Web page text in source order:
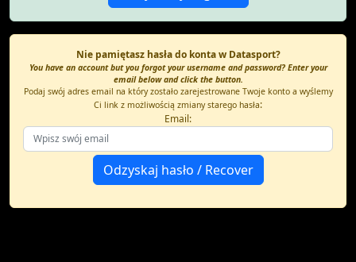
Nie pamiętasz hasła do konta w Datasport?
You have an account but you forgot your username and password? Enter your
email below and click the button.
Podaj swój adres email na który zostało zarejestrowane Twoje konto a wyślemy
Ci link z możliwością zmiany starego hasła:
Email: